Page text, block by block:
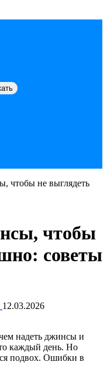
чтобы не выглядеть
чтобы
советы
12.03.2026
надеть джинсы и
каждый день. Но
подвох. Ошибки в